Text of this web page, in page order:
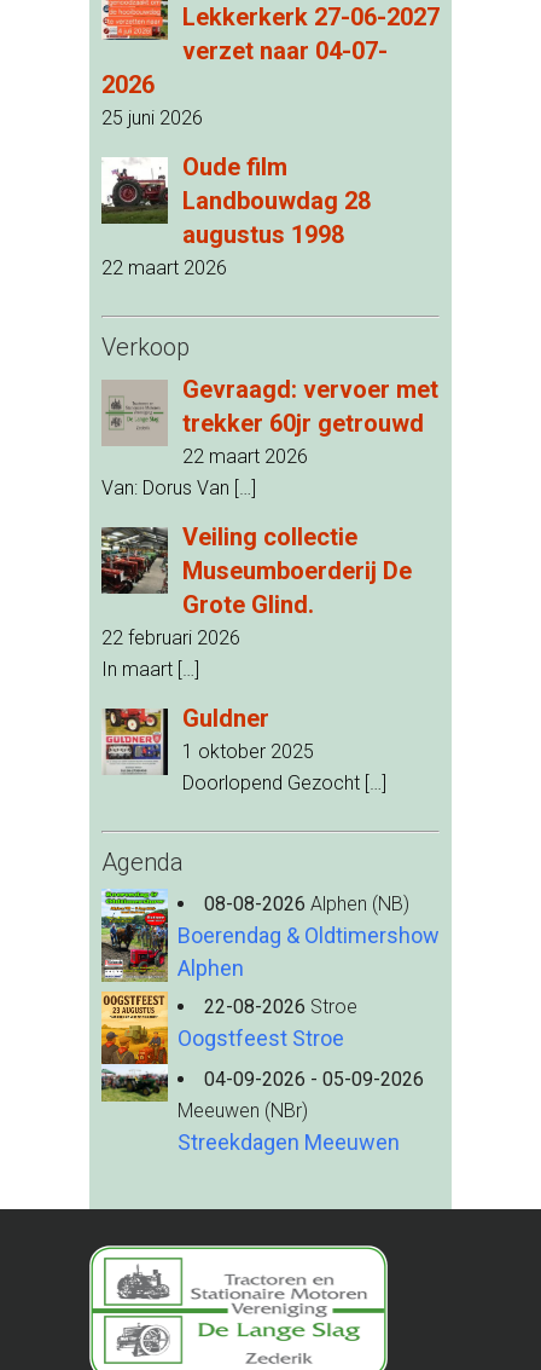
Lekkerkerk 27-06-2027
verzet naar 04-07-
2026
25 juni 2026
Oude film
Landbouwdag 28
augustus 1998
22 maart 2026
Verkoop
Gevraagd: vervoer met
trekker 60jr getrouwd
22 maart 2026
Van: Dorus Van […]
Veiling collectie
Museumboerderij De
Grote Glind.
22 februari 2026
In maart […]
Guldner
1 oktober 2025
Doorlopend Gezocht […]
Agenda
08-08-2026 Alphen (NB)
Boerendag & Oldtimershow
Alphen
22-08-2026 Stroe
Oogstfeest Stroe
04-09-2026 - 05-09-2026
Meeuwen (NBr)
Streekdagen Meeuwen